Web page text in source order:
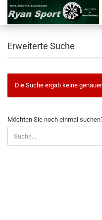
Erweiterte Suche
Die Suche ergab keine
MÖCHTEN
SIE
NOCH
EINMAL
Möchten Sie noch einmal